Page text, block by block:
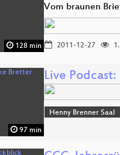
128 min
Vom braunen
2011-12-27
97 min
Live
Henny Brenner Saal